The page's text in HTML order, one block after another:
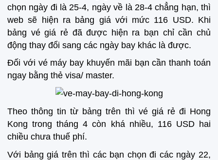
chọn ngày đi là 25-4, ngày về là 28-4 chẳng hạn, thì
web sẽ hiện ra bảng giá với mức 116 USD. Khi
bảng vé giá rẻ đã được hiện ra bạn chỉ cần chủ
động thay đổi sang các ngày bay khác là được.
Đối với vé máy bay khuyến mãi bạn cần thanh toán
ngay bằng thẻ visa/ master.
Theo thông tin từ bảng trên thì vé giá rẻ đi Hong
Kong trong tháng 4 còn khá nhiều, 116 USD hai
chiều chưa thuế phí.
Với bảng giá trên thì các bạn chọn đi các ngày 22,